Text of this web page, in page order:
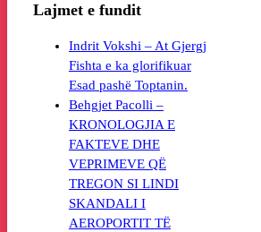
Lajmet e fundit
Indrit Vokshi – At Gjergj
Fishta e ka glorifikuar
Esad pashë Toptanin.
Behgjet Pacolli –
KRONOLOGJIA E
FAKTEVE DHE
VEPRIMEVE QË
TREGON SI LINDI
SKANDALI I
AEROPORTIT TË